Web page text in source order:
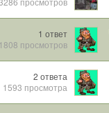
1 ответ
1808 просмотров
2 ответа
1593 просмотра